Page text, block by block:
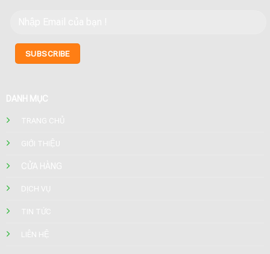
DANH MỤC
TRANG CHỦ
GIỚI THIỆU
CỬA HÀNG
DỊCH VỤ
TIN TỨC
LIÊN HỆ